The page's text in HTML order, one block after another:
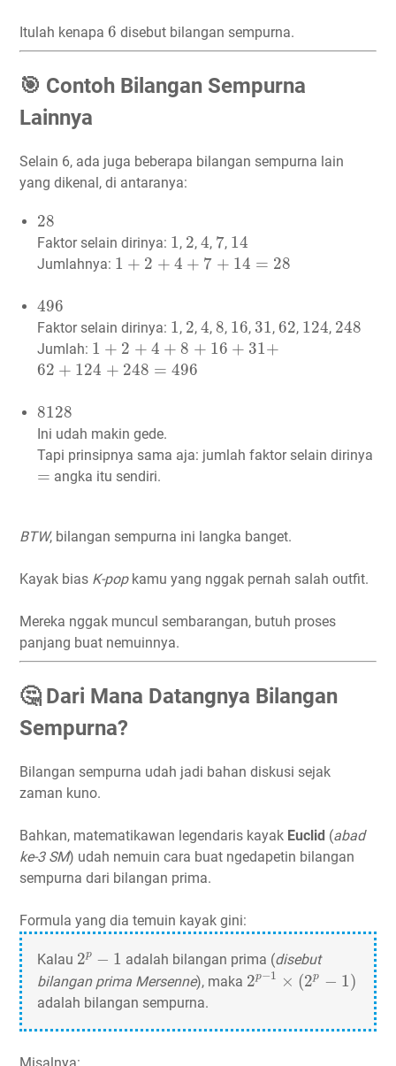
Itulah kenapa 6
6 disebut bilangan sempurna.
🎯 Contoh Bilangan Sempurna
Lainnya
Selain 6, ada juga beberapa bilangan sempurna lain
yang dikenal, di antaranya:
28
28
Faktor selain dirinya: 1
1 , 2
2, 4
4, 7
7, 14
14
Jumlahnya: 1 + 2 + 4 + 7 + 14 = 28
1 + + + 7 14 28
496
496
Faktor selain dirinya: 1
1 , 2
2, 4
4, 8
8, 16
16, 31
31 , 62
62, 124
124, 248
248
Jumlah: 1 + 2 + 4 + 8 + 16 + 31+
1 + + +8 16 31 +
62 + 124 + 248 = 496
62 + 124+ 248=496
8128
8128
Ini udah makin gede.
Tapi prinsipnya sama aja: jumlah faktor selain dirinya
=
= angka itu sendiri.
BTW, bilangan sempurna ini langka banget.
Kayak bias K-popkamu yang nggak pernah salah outfit.
Mereka nggak muncul sembarangan, butuh proses
panjang buat nemuinnya.
🤔 Dari Mana Datangnya Bilangan
Sempurna?
Bilangan sempurna udah jadi bahan diskusi sejak
zaman kuno.
Bahkan, matematikawan legendaris kayak Euclid (abad
ke-3 SM) udah nemuin cara buat ngedapetin bilangan
sempurna dari bilangan prima.
Formula yang dia temuin kayak gini:
Kalau 2p − 1
2𝑝 1 adalah bilangan prima (disebut
bilangan prima Mersenne), maka 2p−1 × (2p − 1)
2𝑝−1×(2𝑝− )
adalah bilangan sempurna.